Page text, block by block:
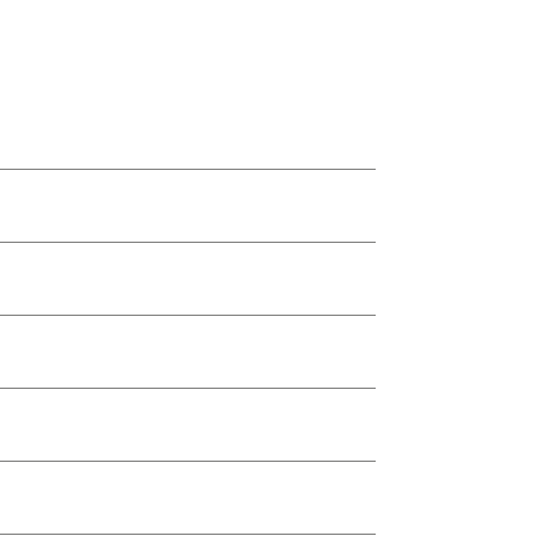
5/8” P 15 3/4”- 18 7/8”
distanziale